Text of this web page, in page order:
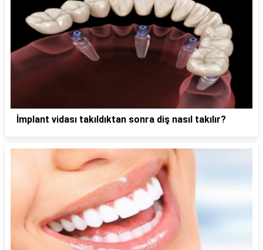
İmplant vidası takıldıktan sonra diş nasıl takılır?